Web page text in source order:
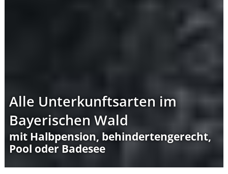
Alle Unterkunftsarten im
Bayerischen Wald
mit Halbpension, behindertengerecht,
Pool oder Badesee